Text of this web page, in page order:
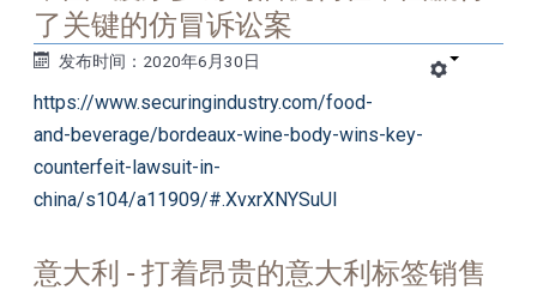
了关键的仿冒诉讼案
发布时间：2020年6月30日
https://www.securingindustry.com/food-
and-beverage/bordeaux-wine-body-wins-key-
counterfeit-lawsuit-in-
china/s104/a11909/#.XvxrXNYSuUl
意大利 - 打着昂贵的意大利标签销售